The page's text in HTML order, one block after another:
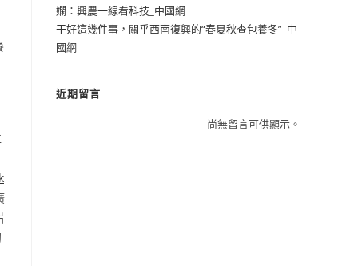
嫻：興農一線看科技_中國網
干好這幾件事，關乎西南復興的“春夏秋查包養冬”_中
國網
近期留言
尚無留言可供顯示。